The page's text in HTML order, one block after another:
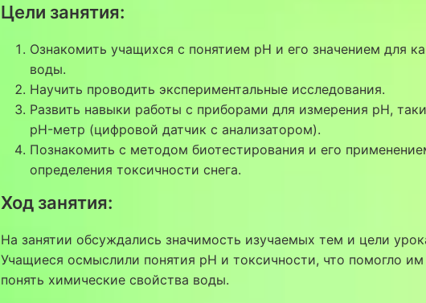
Цели занятия:
Ознакомить учащихся с понятием pH и его значением для
воды.
Научить проводить экспериментальные исследования.
Развить навыки работы с приборами для измерения pH,
pH-метр (цифровой датчик с анализатором).
Познакомить с методом биотестирования и его
определения токсичности снега.
Ход занятия:
На занятии обсуждались значимость изучаемых тем и цели
Учащиеся осмыслили понятия pH и токсичности, что помогло
понять химические свойства воды.